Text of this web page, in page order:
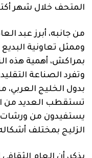
المتحف خلال شهر
من جانبه، أبرز عبد
وممثل تعاونية
بمراكش، أهمية هذه
وتفرد الصناعة
بدول الخليج العربي،
تستقطب العديد من
يستفيدون من ورشات
الزليج بمختلف